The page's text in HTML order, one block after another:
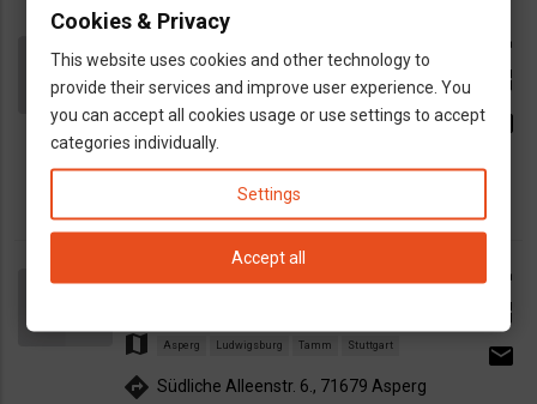
Váradi István állatorvos, Nürnberg
dns állatorvos
map Nürnberg Stein Fürth Rohr
directions Ulmenstraße 18, 90443 Nürnberg
call
open_in_new
email
Dr. med. vet. Lehel Koós, Asperg
map Asperg Ludwigsburg Tamm Stuttgart
directions Südliche Alleenstr. 6., 71679 Asperg
call
open_in_new
email
Cookies & Privacy
This website uses cookies and other technology to
provide their services and improve user experience. You
you can accept all cookies usage or use settings to accept
categories individually.
Settings
Accept all